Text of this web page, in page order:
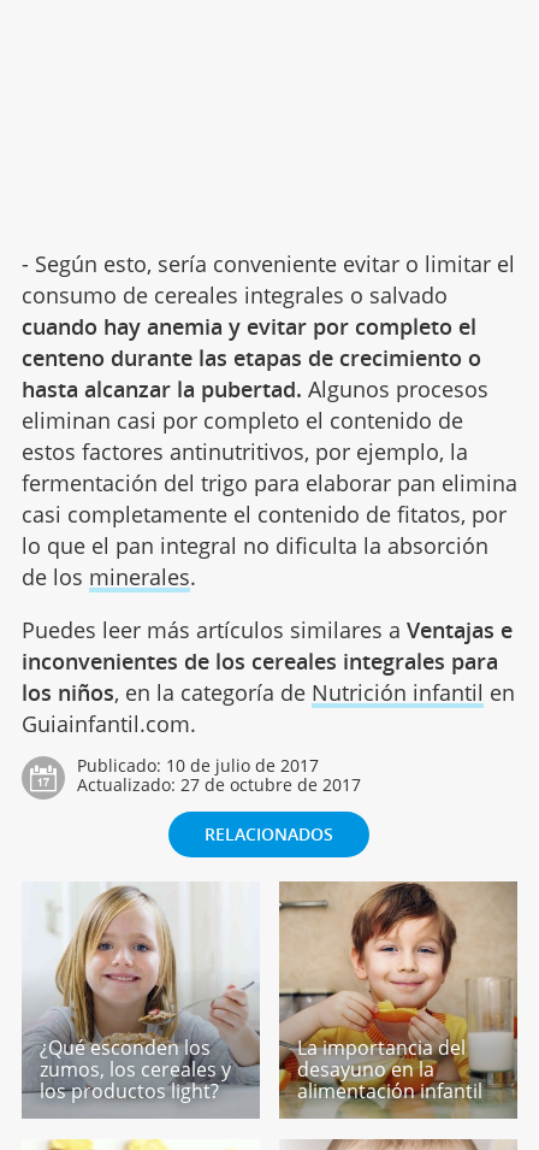
- Según esto, sería conveniente evitar o limitar el
consumo de cereales integrales o salvado
cuando hay anemia y evitar por completo el
centeno durante las etapas de crecimiento o
hasta alcanzar la pubertad. Algunos procesos
eliminan casi por completo el contenido de
estos factores antinutritivos, por ejemplo, la
fermentación del trigo para elaborar pan elimina
casi completamente el contenido de fitatos, por
lo que el pan integral no dificulta la absorción
de los minerales.
Puedes leer más artículos similares a Ventajas e
inconvenientes de los cereales integrales para
los niños, en la categoría de Nutrición infantil en
Guiainfantil.com.
Publicado: 10 de julio de 2017
Actualizado: 27 de octubre de 2017
RELACIONADOS
¿Qué esconden los
zumos, los cereales y
los productos light?
La importancia del
desayuno en la
alimentación infantil